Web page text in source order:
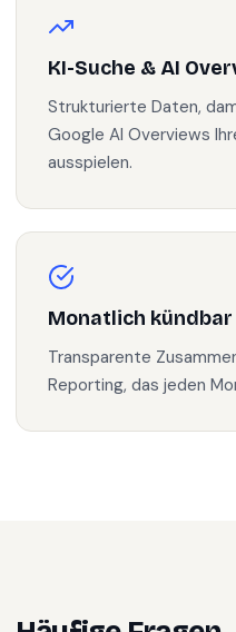
KI-Suche & AI
Strukturierte Daten,
Google AI Overviews
ausspielen.
Monatlich kündbar
Transparente
Reporting, das jeden